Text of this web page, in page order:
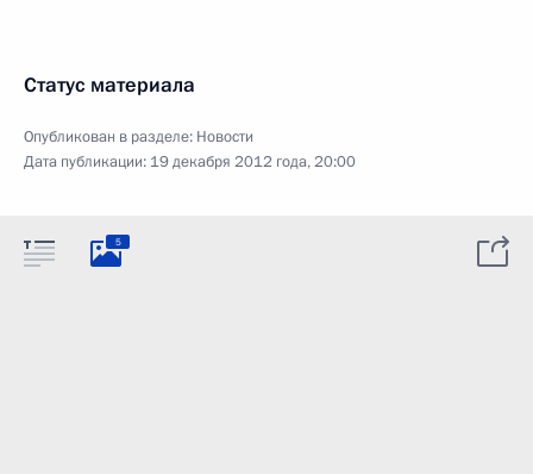
Статус материала
Опубликован в разделе: Новости
Дата публикации: 19 декабря 2012 года, 20:00
5